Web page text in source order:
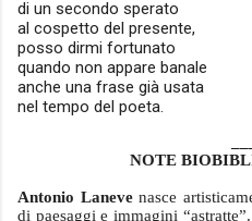
di un secondo sperato
al cospetto del presente,
posso dirmi fortunato
quando non appare banale
anche una frase già usata
nel tempo del poeta.
NOTE
Antonio Laneve nasce
di paesaggi e immagini